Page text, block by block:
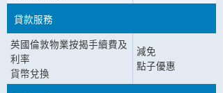
貸款服務
英國倫敦物業按揭手續費及
利率
貨幣兌換
減免
點子優惠